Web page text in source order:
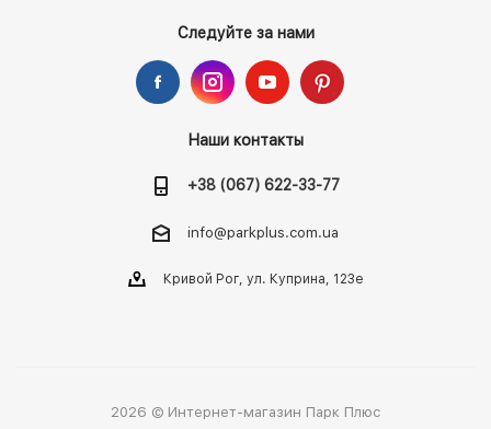
Следуйте за нами
Наши контакты
+38 (067) 622-33-77
info@parkplus.com.ua
Кривой Рог, ул. Куприна, 123е
2026 © Интернет-магазин Парк Плюс